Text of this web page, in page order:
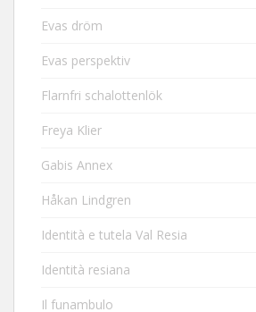
Evas dröm
Evas perspektiv
Flarnfri schalottenlök
Freya Klier
Gabis Annex
Håkan Lindgren
Identità e tutela Val Resia
Identità resiana
Il funambulo